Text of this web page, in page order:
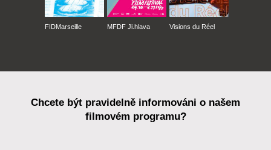
FIDMarseille MFDF Ji.hlava Visions du Réel
Chcete být pravidelně informováni o našem
filmovém programu?